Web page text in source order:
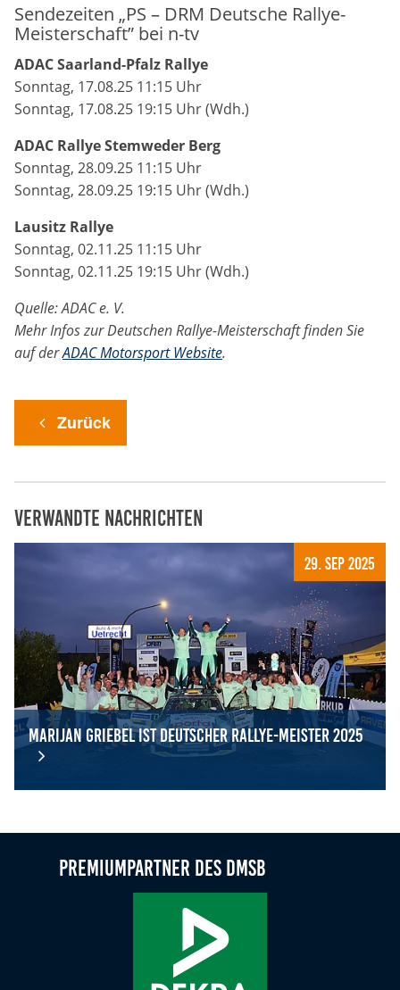
Sendezeiten „PS – DRM Deutsche Rallye-
Meisterschaft” bei n-tv
ADAC Saarland-Pfalz Rallye
Sonntag, 17.08.25 11:15 Uhr
Sonntag, 17.08.25 19:15 Uhr (Wdh.)
ADAC Rallye Stemweder Berg
Sonntag, 28.09.25 11:15 Uhr
Sonntag, 28.09.25 19:15 Uhr (Wdh.)
Lausitz Rallye
Sonntag, 02.11.25 11:15 Uhr
Sonntag, 02.11.25 19:15 Uhr (Wdh.)
Quelle: ADAC e. V.
Mehr Infos zur Deutschen Rallye-Meisterschaft finden Sie
auf derADAC Motorsport Website.
Zurück
Verwandte Nachrichten
29. Sep 2025
Marijan Griebel ist Deutscher Rallye-Meister 2025
Premiumpartner des DMSB